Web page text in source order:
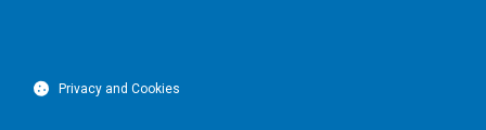
Privacy and Cookies